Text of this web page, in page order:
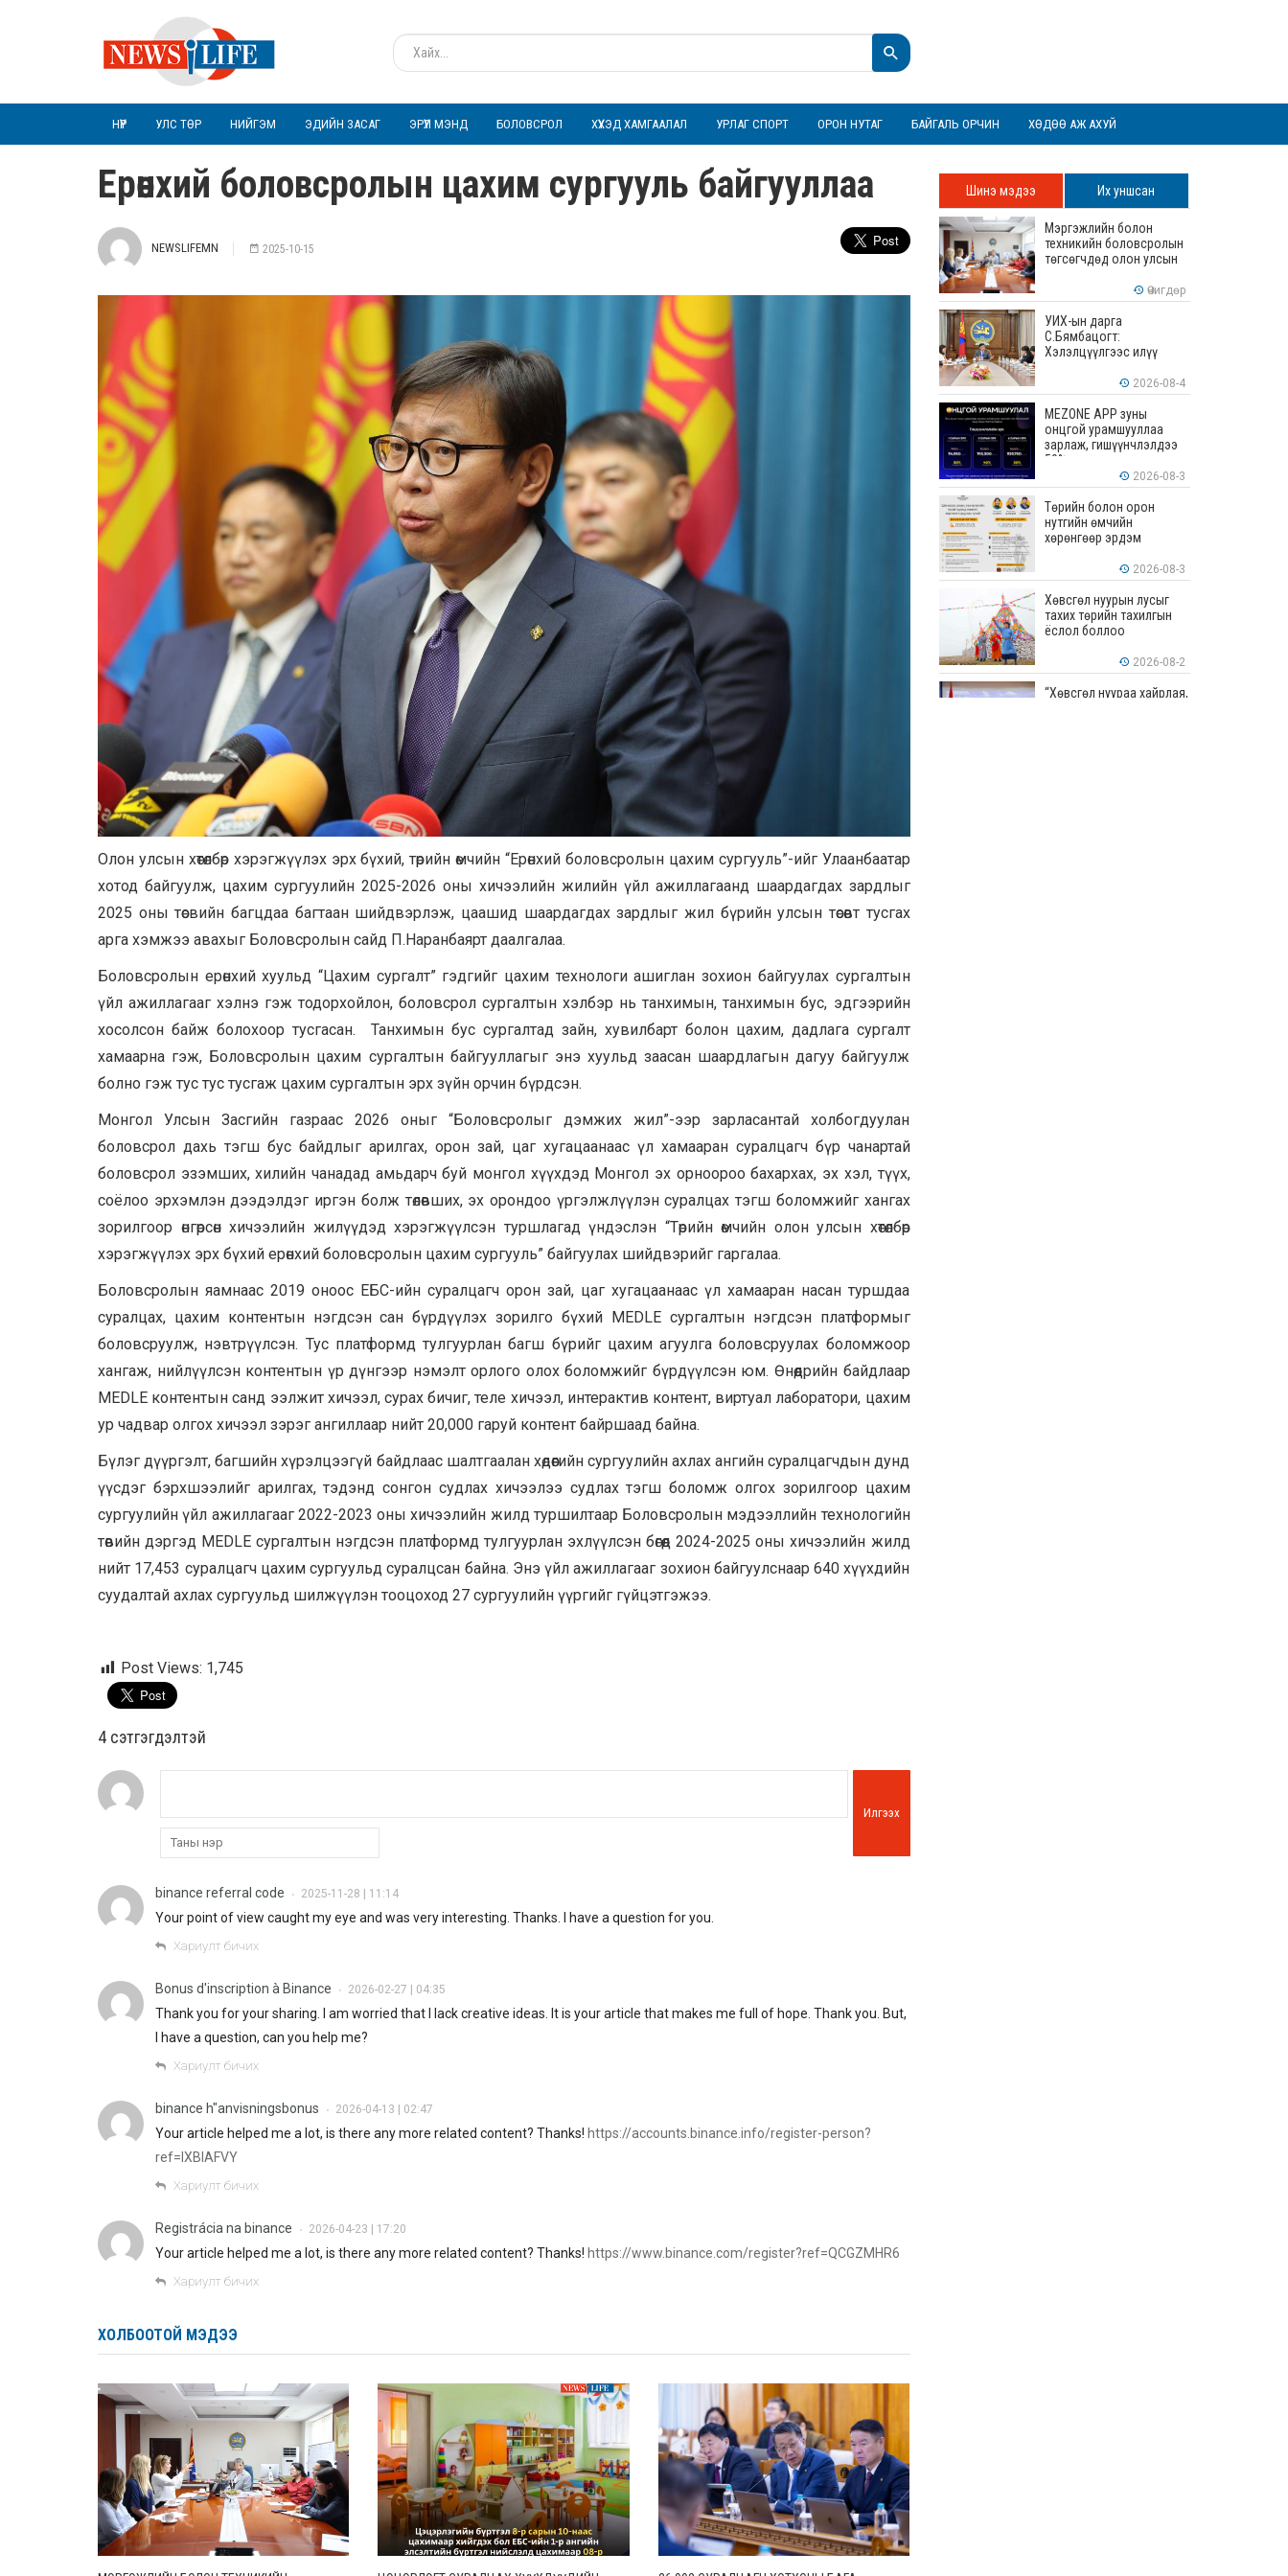
НҮҮР УЛС ТӨР НИЙГЭМ ЭДИЙН ЗАСАГ ЭРҮҮЛ МЭНД БОЛОВСРОЛ ХҮҮХЭД ХАМГААЛАЛ УРЛАГ СПОРТ ОРОН НУТАГ БАЙГАЛЬ ОРЧИН ХӨДӨӨ АЖ АХУЙ
Ерөнхий боловсролын цахим сургууль байгууллаа
NEWSLIFEMN 2025-10-15
Олон улсын хөтөлбөр хэрэгжүүлэх эрх бүхий, төрийн өмчийн “Ерөнхий боловсролын цахим сургууль”-ийг Улаанбаатар
хотод байгуулж, цахим сургуулийн 2025-2026 оны хичээлийн жилийн үйл ажиллагаанд шаардагдах зардлыг
2025 оны төсвийн багцдаа багтаан шийдвэрлэж, цаашид шаардагдах зардлыг жил бүрийн улсын төсөвт тусгах
арга хэмжээ авахыг Боловсролын сайд П.Наранбаярт даалгалаа.
Боловсролын ерөнхий хуульд “Цахим сургалт” гэдгийг цахим технологи ашиглан зохион байгуулах сургалтын
үйл ажиллагааг хэлнэ гэж тодорхойлон, боловсрол сургалтын хэлбэр нь танхимын, танхимын бус, эдгээрийн
хосолсон байж болохоор тусгасан. Танхимын бус сургалтад зайн, хувилбарт болон цахим, дадлага сургалт
хамаарна гэж, Боловсролын цахим сургалтын байгууллагыг энэ хуульд заасан шаардлагын дагуу байгуулж
болно гэж тус тус тусгаж цахим сургалтын эрх зүйн орчин бүрдсэн.
Монгол Улсын Засгийн газраас 2026 оныг “Боловсролыг дэмжих жил”-ээр зарласантай холбогдуулан
боловсрол дахь тэгш бус байдлыг арилгах, орон зай, цаг хугацаанаас үл хамааран суралцагч бүр чанартай
боловсрол эзэмших, хилийн чанадад амьдарч буй монгол хүүхдэд Монгол эх орноороо бахархах, эх хэл, түүх,
соёлоо эрхэмлэн дээдэлдэг иргэн болж төлөвших, эх орондоо үргэлжлүүлэн суралцах тэгш боломжийг хангах
зорилгоор өнгөрсөн хичээлийн жилүүдэд хэрэгжүүлсэн туршлагад үндэслэн “Төрийн өмчийн олон улсын хөтөлбөр
хэрэгжүүлэх эрх бүхий ерөнхий боловсролын цахим сургууль” байгуулах шийдвэрийг гаргалаа.
Боловсролын яамнаас 2019 оноос ЕБС-ийн суралцагч орон зай, цаг хугацаанаас үл хамааран насан туршдаа
суралцах, цахим контентын нэгдсэн сан бүрдүүлэх зорилго бүхий MEDLE сургалтын нэгдсэн платформыг
боловсруулж, нэвтрүүлсэн. Тус платформд тулгуурлан багш бүрийг цахим агуулга боловсруулах боломжоор
хангаж, нийлүүлсэн контентын үр дүнгээр нэмэлт орлого олох боломжийг бүрдүүлсэн юм. Өнөөдрийн байдлаар
MEDLE контентын санд ээлжит хичээл, сурах бичиг, теле хичээл, интерактив контент, виртуал лаборатори, цахим
ур чадвар олгох хичээл зэрэг ангиллаар нийт 20,000 гаруй контент байршаад байна.
Бүлэг дүүргэлт, багшийн хүрэлцээгүй байдлаас шалтгаалан хөдөөгийн сургуулийн ахлах ангийн суралцагчдын дунд
үүсдэг бэрхшээлийг арилгах, тэдэнд сонгон судлах хичээлээ судлах тэгш боломж олгох зорилгоор цахим
сургуулийн үйл ажиллагааг 2022-2023 оны хичээлийн жилд туршилтаар Боловсролын мэдээллийн технологийн
төвийн дэргэд MEDLE сургалтын нэгдсэн платформд тулгуурлан эхлүүлсэн бөгөөд 2024-2025 оны хичээлийн жилд
нийт 17,453 суралцагч цахим сургуульд суралцсан байна. Энэ үйл ажиллагааг зохион байгуулснаар 640 хүүхдийн
суудалтай ахлах сургуульд шилжүүлэн тооцоход 27 сургуулийн үүргийг гүйцэтгэжээ.
Post Views: 1,745
4 cэтгэгдэлтэй
Илгээх
binance referral code • 2025-11-28 | 11:14
Your point of view caught my eye and was very interesting. Thanks. I have a question for you.
Хариулт бичих
Bonus d'inscription à Binance • 2026-02-27 | 04:35
Thank you for your sharing. I am worried that I lack creative ideas. It is your article that makes me full of hope. Thank you. But,
I have a question, can you help me?
Хариулт бичих
binance h"anvisningsbonus • 2026-04-13 | 02:47
Your article helped me a lot, is there any more related content? Thanks! https://accounts.binance.info/register-person?
ref=IXBIAFVY
Хариулт бичих
Registrácia na binance • 2026-04-23 | 17:20
Your article helped me a lot, is there any more related content? Thanks! https://www.binance.com/register?ref=QCGZMHR6
Хариулт бичих
ХОЛБООТОЙ МЭДЭЭ
Шинэ мэдээ Их уншсан
Мэргэжлийн болон
техникийн боловсролын
төгсөгчдөд олон улсын
зөвшөөрөгдөх ур
чадваруудыг олгоно
Өчигдөр
УИХ-ын дарга
С.Бямбацогт:
Хэлэлцүүлгээс илүү
илүү бодит үр дүн чухал
2026-08-4
MEZONE APP зуны
онцгой урамшууллаа
зарлаж, гишүүнчлэлдээ
50% хүртэлх хөнгөлөлт
үзүүлж эхэллээ 2026-08-3
Төрийн болон орон
нутгийн өмчийн
хөрөнгөөр эрдэм
ажил хийхэд тендерийн
болон гүйцэтгэлийн
баталгаа гаргахгүй
2026-08-3
Хөвсгөл нуурын лусыг
тахих төрийн тахилгын
ёслол боллоо
2026-08-2
“Хөвсгөл нуураа хайрлая,